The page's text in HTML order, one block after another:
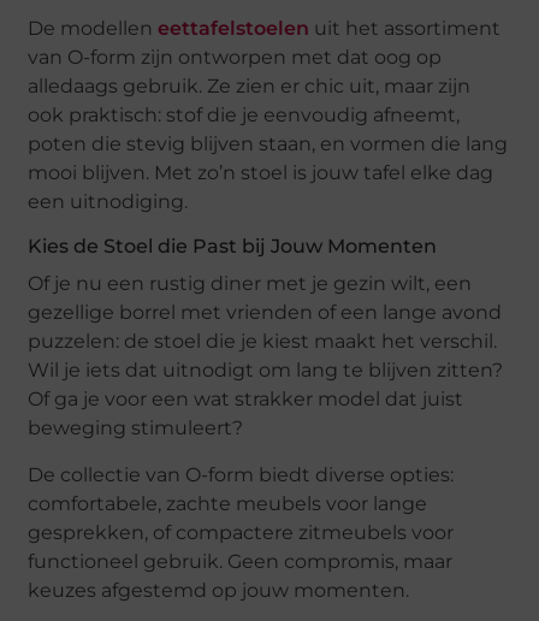
De modelleneettafelstoelen uit het assortiment
van O-form zijn ontworpen met dat oog op
alledaags gebruik. Ze zien er chic uit, maar zijn
ook praktisch: stof die je eenvoudig afneemt,
poten die stevig blijven staan, en vormen die lang
mooi blijven. Met zo’n stoel is jouw tafel elke dag
een uitnodiging.
Kies de Stoel die Past bij Jouw Momenten
Of je nu een rustig diner met je gezin wilt, een
gezellige borrel met vrienden of een lange avond
puzzelen: de stoel die je kiest maakt het verschil.
Wil je iets dat uitnodigt om lang te blijven zitten?
Of ga je voor een wat strakker model dat juist
beweging stimuleert?
De collectie van O-form biedt diverse opties:
comfortabele, zachte meubels voor lange
gesprekken, of compactere zitmeubels voor
functioneel gebruik. Geen compromis, maar
keuzes afgestemd op jouw momenten.